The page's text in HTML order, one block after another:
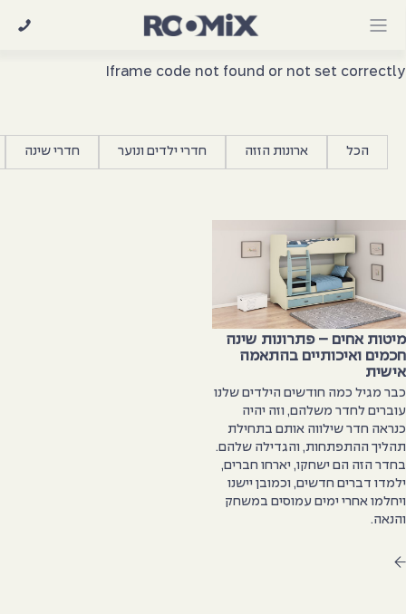
Iframe code not found or not set correctly
הכל ארונות הזזה חדרי ילדים ונוער חדרי שינה
מיטות אחים – פתרונות שינה
חכמים ואיכותיים בהתאמה
אישית
כבר מגיל כמה חודשים הילדים שלנו
עוברים לחדר משלהם, וזה יהיה
כנראה חדר שילווה אותם בתחילת
תהליך ההתפתחות, והגדילה שלהם.
בחדר הזה הם ישחקו, יארחו חברים,
ילמדו דברים חדשים, וכמובן יישנו
ויחלמו אחרי ימים עמוסים במשחק
והנאה.